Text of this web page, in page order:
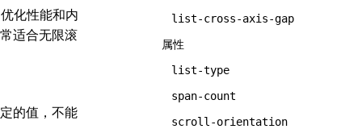
化性能和内
适合无限滚
的值，不能
list-cross-axis-gap
属性
list-type
span-count
scroll-orientation